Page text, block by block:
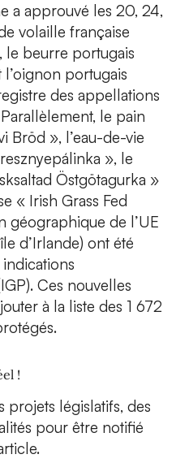
a approuvé les 20, 24,
volaille française
le beurre portugais
portugais
des appellations
le pain
Bröd », l’eau-de-vie
», le
Östgötagurka »
« Irish Grass Fed
géographique de l’UE
d’Irlande) ont été
Ces nouvelles
à la liste des 1 672
!
projets législatifs, des
pour être notifié